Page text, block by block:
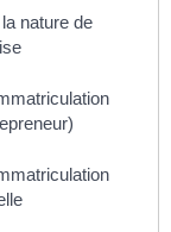
nature de